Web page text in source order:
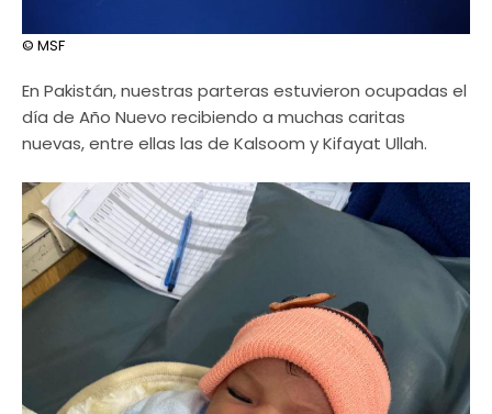
© MSF
En Pakistán, nuestras parteras estuvieron ocupadas el
día de Año Nuevo recibiendo a muchas caritas
nuevas, entre ellas las de Kalsoom y Kifayat Ullah.